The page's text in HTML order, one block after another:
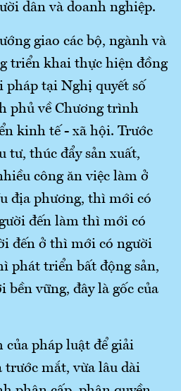
dân và doanh nghiệp.
giao các bộ, ngành và
triển khai thực hiện đồng
pháp tại Nghị quyết số
phủ về Chương trình
kinh tế - xã hội. Trước
tư, thúc đẩy sản xuất,
công ăn việc làm ở
địa phương, thì mới có
đến làm thì mới có
đến ở thì mới có người
phát triển bất động sản,
vững, đây là gốc của
của pháp luật để giải
trước mắt, vừa lâu dài